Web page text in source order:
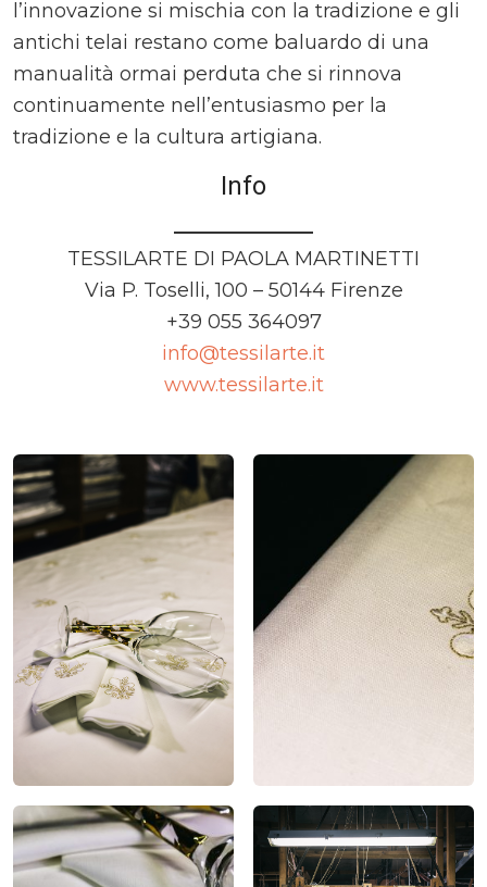
l’innovazione si mischia con la tradizione e gli
antichi telai restano come baluardo di una
manualità ormai perduta che si rinnova
continuamente nell’entusiasmo per la
tradizione e la cultura artigiana.
Info
TESSILARTE DI PAOLA MARTINETTI
Via P. Toselli, 100 – 50144 Firenze
+39 055 364097
info@tessilarte.it
www.tessilarte.it